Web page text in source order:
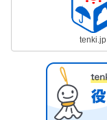
tenki.jp